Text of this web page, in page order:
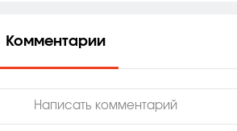
Комментарии